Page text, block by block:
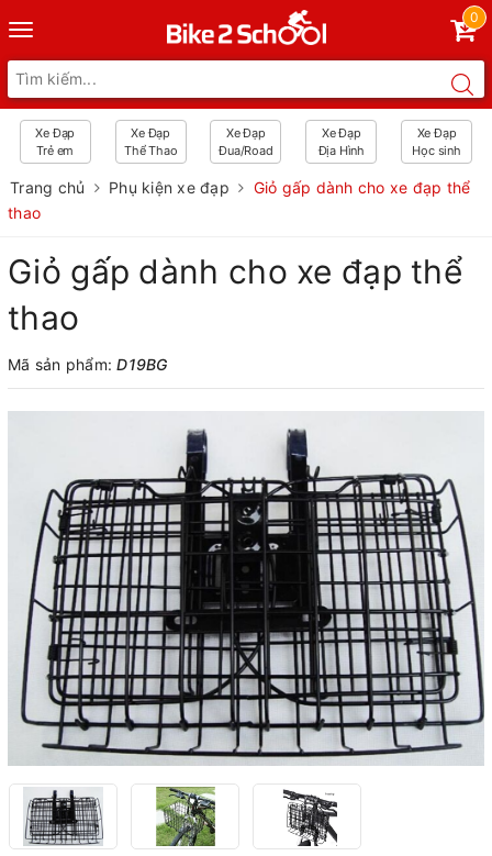
Toggle
navigation
0
Xe Đạp
Trẻ em
Xe Đạp
Thể Thao
Xe Đạp
Đua/Road
Xe Đạp
Địa Hình
Xe Đạp
Học sinh
Trang chủ Phụ kiện xe đạp
Giỏ gấp dành cho xe đạp thể
thao
Giỏ gấp dành cho xe đạp thể
thao
Mã sản phẩm:D19BG